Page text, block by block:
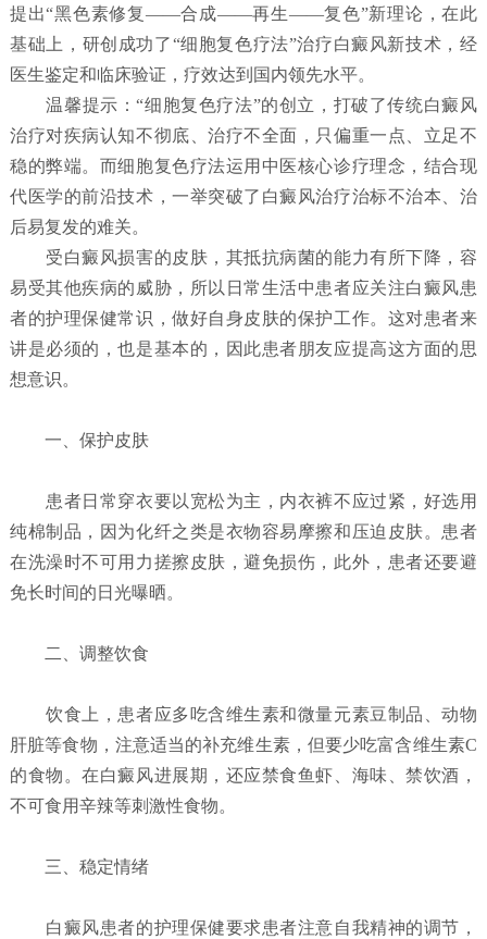
提出“黑色素修复——合成——再生——复色”新理论，在此
基础上，研创成功了“细胞复色疗法”治疗白癜风新技术，经
医生鉴定和临床验证，疗效达到国内领先水平。
温馨提示：“细胞复色疗法”的创立，打破了传统白癜风
治疗对疾病认知不彻底、治疗不全面，只偏重一点、立足不
稳的弊端。而细胞复色疗法运用中医核心诊疗理念，结合现
代医学的前沿技术，一举突破了白癜风治疗治标不治本、治
后易复发的难关。
受白癜风损害的皮肤，其抵抗病菌的能力有所下降，容
易受其他疾病的威胁，所以日常生活中患者应关注白癜风患
者的护理保健常识，做好自身皮肤的保护工作。这对患者来
讲是必须的，也是基本的，因此患者朋友应提高这方面的思
想意识。
一、保护皮肤
患者日常穿衣要以宽松为主，内衣裤不应过紧，好选用
纯棉制品，因为化纤之类是衣物容易摩擦和压迫皮肤。患者
在洗澡时不可用力搓擦皮肤，避免损伤，此外，患者还要避
免长时间的日光曝晒。
二、调整饮食
饮食上，患者应多吃含维生素和微量元素豆制品、动物
肝脏等食物，注意适当的补充维生素，但要少吃富含维生素C
的食物。在白癜风进展期，还应禁食鱼虾、海味、禁饮酒，
不可食用辛辣等刺激性食物。
三、稳定情绪
白癜风患者的护理保健要求患者注意自我精神的调节，